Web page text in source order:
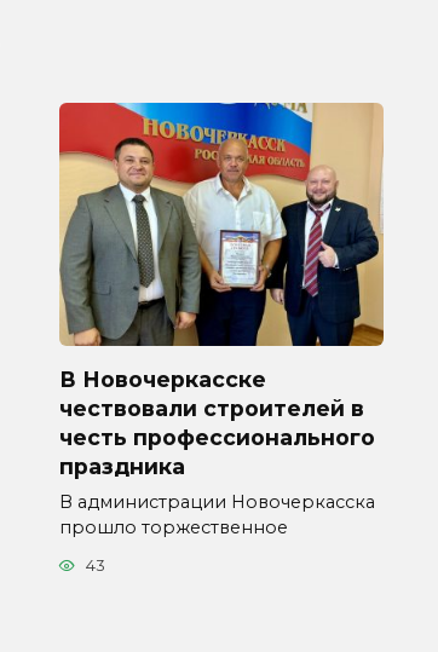
В Новочеркасске
чествовали строителей в
честь профессионального
праздника
В администрации Новочеркасска
прошло торжественное
43